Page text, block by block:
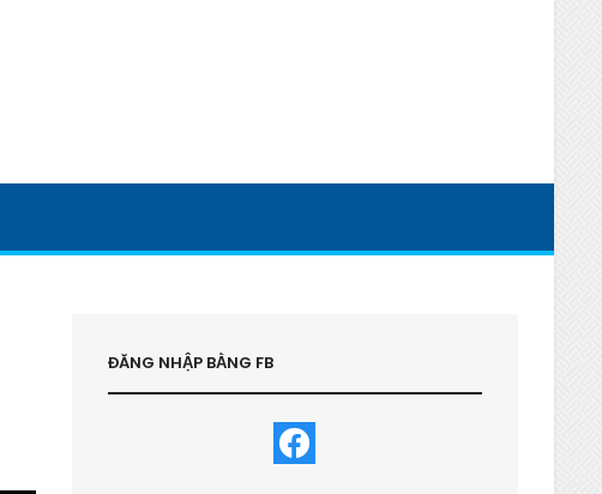
ĐĂNG NHẬP BẰNG FB